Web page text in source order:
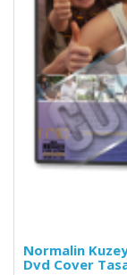
Normalin
Dvd Cover